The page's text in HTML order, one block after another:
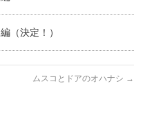
（決定！）
ムスコとドアのオハナシ →